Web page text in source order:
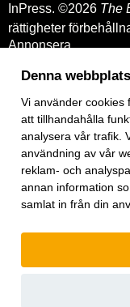
InPress. ©2026 The
rättigheter
Annonsera
Kontakt
Köp tidigare nummer
www.inpress.com
E-tidningen
Om cookies
Vår integritetspolicy
E-tidningen
Facebook
Linkedin
Denna
Vi använder cookies
att tillhandahålla
analysera vår trafik.
användning av vår
reklam- och
annan information
samlat in från din